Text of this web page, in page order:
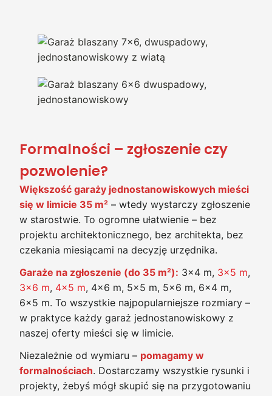
Formalności – zgłoszenie czy
pozwolenie?
Większość garaży jednostanowiskowych mieści
się w limicie 35 m² – wtedy wystarczy zgłoszenie
w starostwie. To ogromne ułatwienie – bez
projektu architektonicznego, bez architekta, bez
czekania miesiącami na decyzję urzędnika.
Garaże na zgłoszenie (do 35 m²): 3×4 m, 3×5 m,
3×6 m, 4×5 m, 4×6 m, 5×5 m, 5×6 m, 6×4 m,
6×5 m. To wszystkie najpopularniejsze rozmiary –
w praktyce każdy garaż jednostanowiskowy z
naszej oferty mieści się w limicie.
Niezależnie od wymiaru – pomagamy w
formalnościach. Dostarczamy wszystkie rysunki i
projekty, żebyś mógł skupić się na przygotowaniu